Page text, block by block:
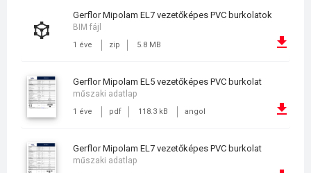
Gerflor Mipolam EL7 vezetőképes PVC burkolatok
1 éve zip 5.8 MB
BIM fájl
Gerflor Mipolam EL5 vezetőképes PVC burkolat
1 éve pdf 118.3 kB angol
műszaki adatlap
Gerflor Mipolam EL7 vezetőképes PVC burkolat
műszaki adatlap